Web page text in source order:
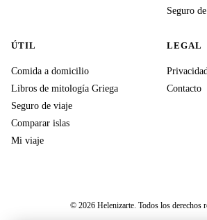
Seguro
ÚTIL
Comida a domicilio
Libros de mitología Griega
Seguro de viaje
Comparar islas
Mi viaje
LEGAL
Contacto
© 2026 Helenizarte. Todos los derechos